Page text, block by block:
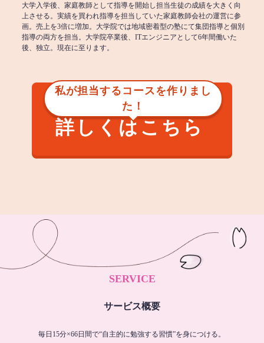
大学入学後、家庭教師として指導を開始し担当生徒の成績を大きく向
上させる。実績を買われ指導を担当していた家庭教師会社の運営に参
画。売上を3倍に増加。大学院では地域密着型の塾にて集団指導と個別
指導の両方を担当。大学院卒業後、ITエンジニアとして6年間働いた
後、独立。現在に至ります。
私が担当するコースを作りまし
た！
詳しくはこちら
SERVICE
サービス概要
毎日15分×66日間で“自主的に勉強する習慣”を身につける。